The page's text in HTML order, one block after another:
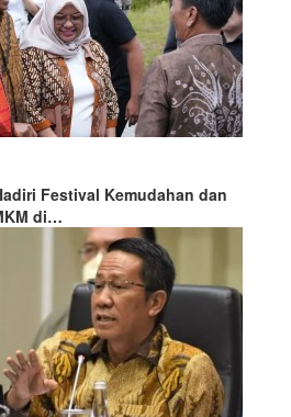
Festival Kemudahan dan
di…